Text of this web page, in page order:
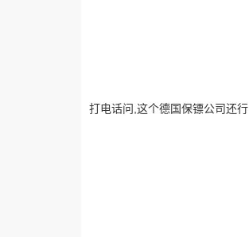
打电话问,这个德国保镖公司还行